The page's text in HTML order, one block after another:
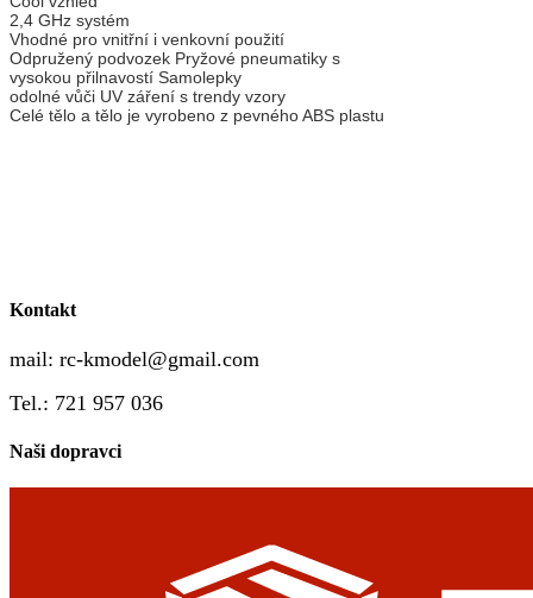
2,4 GHz systém
Vhodné pro vnitřní i venkovní použití
Odpružený podvozek Pryžové pneumatiky s
vysokou přilnavostí Samolepky
odolné vůči UV záření s trendy vzory
Celé tělo a tělo je vyrobeno z pevného ABS plastu
Kontakt
mail: rc-kmodel@gmail.com
Tel.: 721 957 036
Naši dopravci